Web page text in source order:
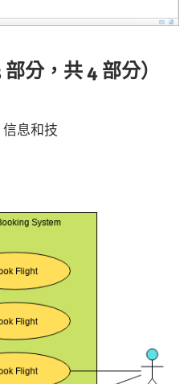
分，共 4 部分）
息和技